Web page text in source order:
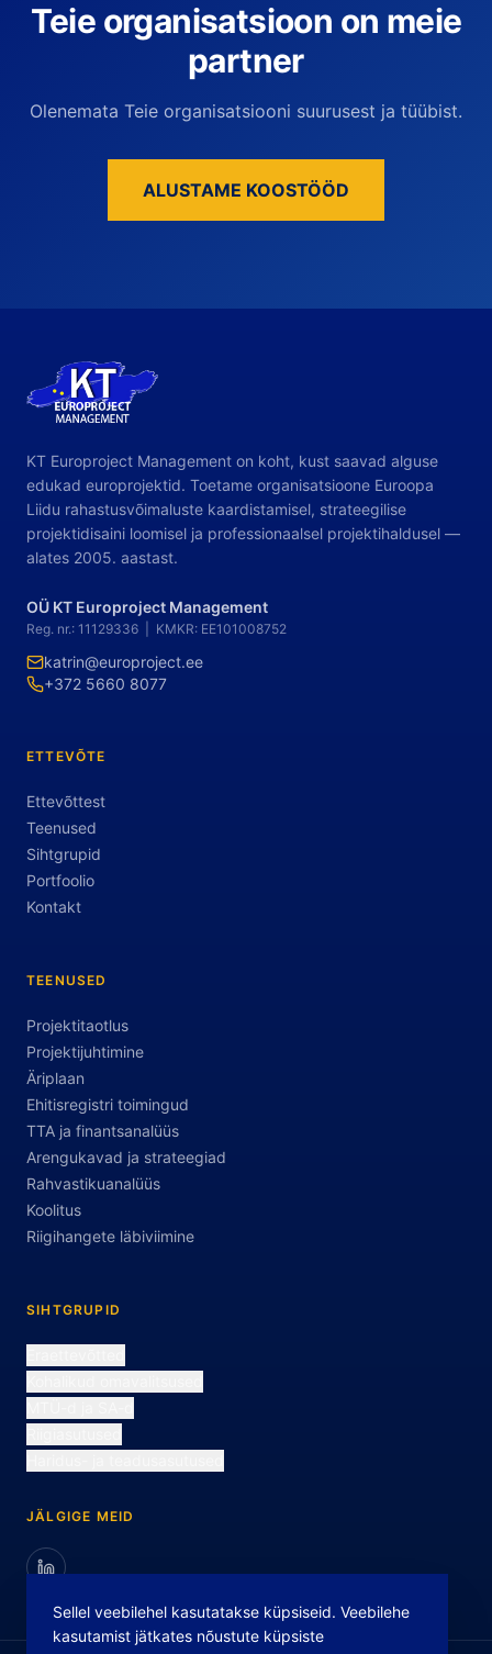
Sellel veebilehel kasutatakse küpsiseid. Veebilehe
kasutamist jätkates nõustute küpsiste
Teie organisatsioon on meie
partner
Olenemata Teie organisatsiooni suurusest ja tüübist.
ALUSTAME KOOSTÖÖD
KT Europroject Management on koht, kust saavad alguse
edukad europrojektid. Toetame organisatsioone Euroopa
Liidu rahastusvõimaluste kaardistamisel, strateegilise
projektidisaini loomisel ja professionaalsel projektihaldusel —
alates 2005. aastast.
OÜ KT Europroject Management
Reg. nr.: 11129336 | KMKR: EE101008752
katrin@europroject.ee
+372 5660 8077
ETTEVÕTE
Ettevõttest
Teenused
Sihtgrupid
Portfoolio
Kontakt
TEENUSED
Projektitaotlus
Projektijuhtimine
Äriplaan
Ehitisregistri toimingud
TTA ja finantsanalüüs
Arengukavad ja strateegiad
Rahvastikuanalüüs
Koolitus
Riigihangete läbiviimine
SIHTGRUPID
JÄLGIGE MEID